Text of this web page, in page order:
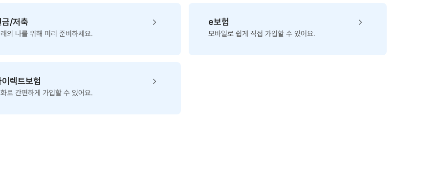
금/저축
의 나를 위해 미리 준비하세요.
e보험
모바일로 쉽게 직접 가입할 수 있어요.
이렉트보험
로 간편하게 가입할 수 있어요.